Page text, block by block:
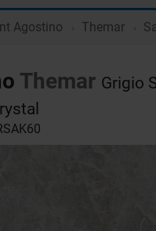
bei Fliesenrabatte.de
Agostino Themar
Themar Grigio